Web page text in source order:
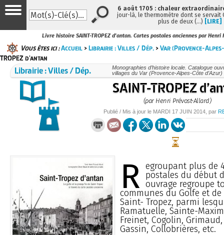
Livre histoire SAINT-TROPEZ d'antan. Cartes postales anciennes par Henri
Vous êtes ici :Accueil >Librairie : Villes / Dép. >Var (Provence-
TROPEZ d'antan
Librairie : Villes / Dép.
Monographies d’histoire locale. Catalogue
villages du Var (Provence-Alpes-Côte d’Azur)
SAINT-TROPEZ
(par Henri Prévost-Allard)
Publié / Mis à jour le MARDI 17 JUIN 2014 , par
R egroupant plus de
postales du début
ouvrage regroupe
communes du Golfe et de
Saint- Tropez, parmi
Ramatuelle, Sainte-
Freinet, Cogolin,
Gassin, Collobrières, etc.
6 août 1705 : chaleur
jour-là, le thermomètre dont se servait
plus de deux (…) [LIRE]